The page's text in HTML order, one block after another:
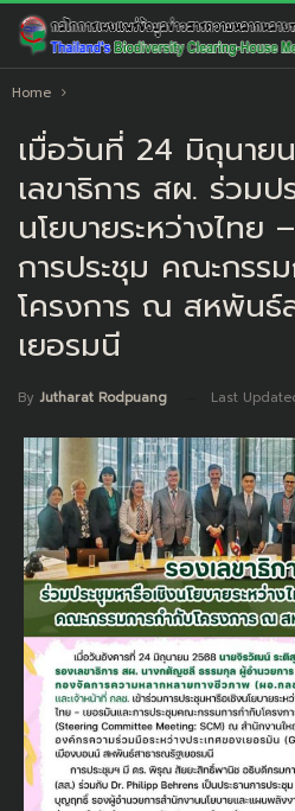
Home
เมื่อวันที่ 24 มิถุนาย
เลขาธิการ สผ. ร่วมป
นโยบายระหว่างไทย
การประชุม คณะกรร
โครงการ ณ สหพันธ์
เยอรมนี
By Jutharat Rodpuang Last